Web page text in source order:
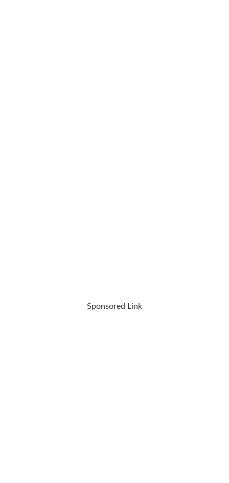
Sponsored Link